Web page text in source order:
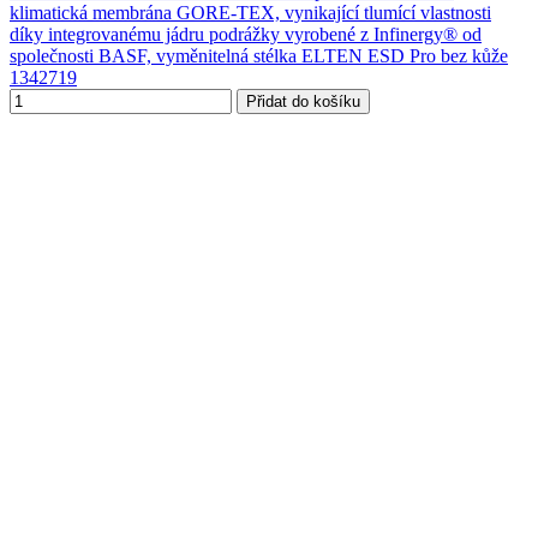
klimatická membrána GORE-TEX, vynikající tlumící vlastnosti
díky integrovanému jádru podrážky vyrobené z Infinergy® od
společnosti BASF, vyměnitelná stélka ELTEN ESD Pro bez kůže
1342719
Přidat do košíku